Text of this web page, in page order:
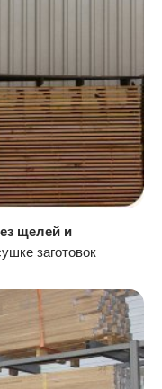
щелей и
заготовок